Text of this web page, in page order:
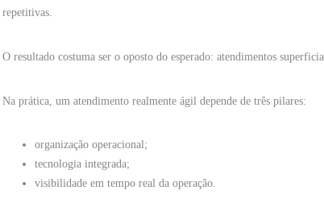
repetitivas.
O resultado costuma ser o oposto do esperado: atendimentos
Na prática, um atendimento realmente ágil depende de três pilares:
organização operacional;
tecnologia integrada;
visibilidade em tempo real da operação.